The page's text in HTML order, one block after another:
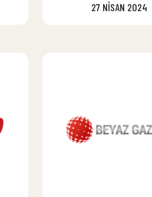
27 NİSAN 2024